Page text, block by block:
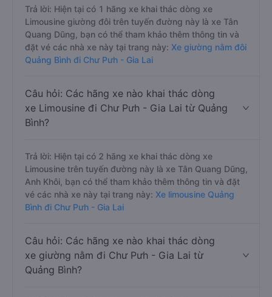
Trả lời: Hiện tại có 1 hãng xe khai thác dòng xe
Limousine giường đôi trên tuyến đường này là xe Tân
Quang Dũng, bạn có thể tham khảo thêm thông tin và
đặt vé các nhà xe này tại trang này: Xe giường nằm đôi
Quảng Bình đi Chư Pưh - Gia Lai
Câu hỏi: Các hãng xe nào khai thác dòng
xe Limousine đi Chư Pưh - Gia Lai từ Quảng
Bình?
Trả lời: Hiện tại có 2 hãng xe khai thác dòng xe
Limousine trên tuyến đường này là xe Tân Quang Dũng,
Anh Khôi, bạn có thể tham khảo thêm thông tin và đặt
vé các nhà xe này tại trang này: Xe limousine Quảng
Bình đi Chư Pưh - Gia Lai
Câu hỏi: Các hãng xe nào khai thác dòng
xe giường nằm đi Chư Pưh - Gia Lai từ
Quảng Bình?